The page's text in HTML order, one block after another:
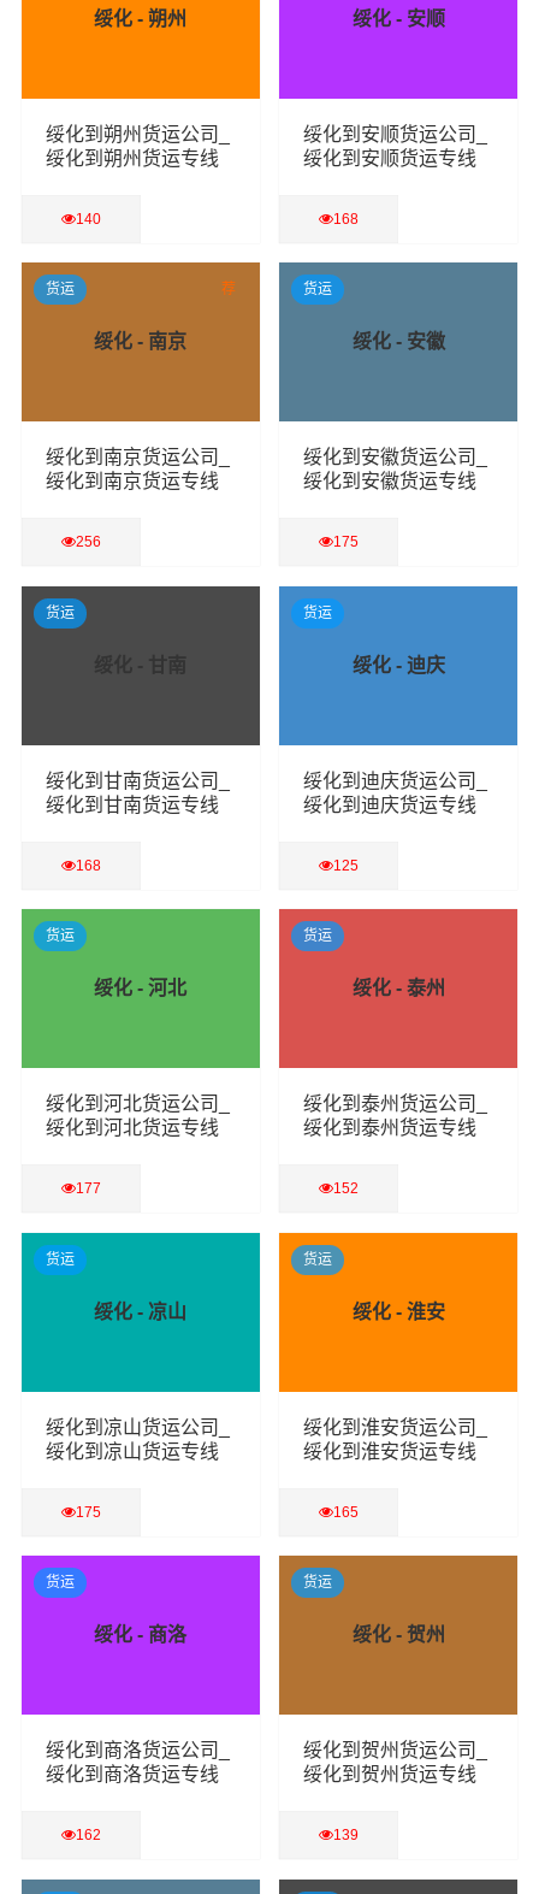
绥化 - 朔州
绥化到朔州货运公司_
绥化到朔州货运专线
140
查看详细
绥化 - 安顺
绥化到安顺货运公司_
绥化到安顺货运专线
168
查看详细
绥化 - 南京
绥化到南京货运公司_
绥化到南京货运专线
256
查看详细
货运 荐
绥化 - 安徽
绥化到安徽货运公司_
绥化到安徽货运专线
175
查看详细
货运
绥化 - 甘南
绥化到甘南货运公司_
绥化到甘南货运专线
168
查看详细
货运
绥化 - 迪庆
绥化到迪庆货运公司_
绥化到迪庆货运专线
125
查看详细
货运
绥化 - 河北
绥化到河北货运公司_
绥化到河北货运专线
177
查看详细
货运
绥化 - 泰州
绥化到泰州货运公司_
绥化到泰州货运专线
152
查看详细
货运
绥化 - 凉山
绥化到凉山货运公司_
绥化到凉山货运专线
175
查看详细
货运
绥化 - 淮安
绥化到淮安货运公司_
绥化到淮安货运专线
165
查看详细
货运
绥化 - 商洛
绥化到商洛货运公司_
绥化到商洛货运专线
162
查看详细
货运
绥化 - 贺州
绥化到贺州货运公司_
绥化到贺州货运专线
139
查看详细
货运